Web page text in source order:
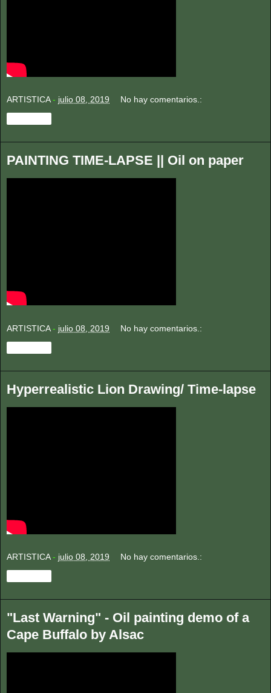
ARTISTICA - julio 08, 2019 No hay comentarios.:
PAINTING TIME-LAPSE || Oil on paper
ARTISTICA - julio 08, 2019 No hay comentarios.:
Hyperrealistic Lion Drawing/ Time-lapse
ARTISTICA - julio 08, 2019 No hay comentarios.:
"Last Warning" - Oil painting demo of a
Cape Buffalo by Alsac